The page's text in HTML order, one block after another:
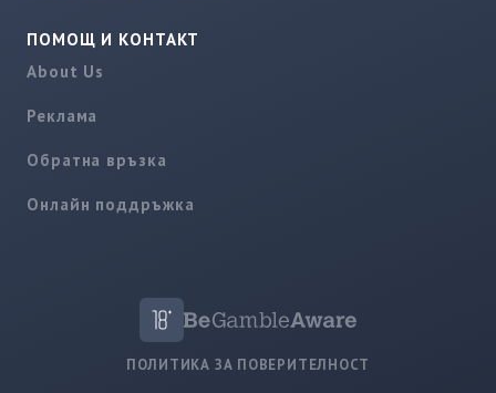
ПОМОЩ И КОНТАКТ
About Us
Реклама
Обратна връзка
Онлайн поддръжка
ПОЛИТИКА ЗА ПОВЕРИТЕЛНОСТ